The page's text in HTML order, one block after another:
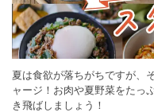
夏は食欲が落ちがちですが、
ャージ！お肉や夏野菜をたっ
き飛ばしましょう！